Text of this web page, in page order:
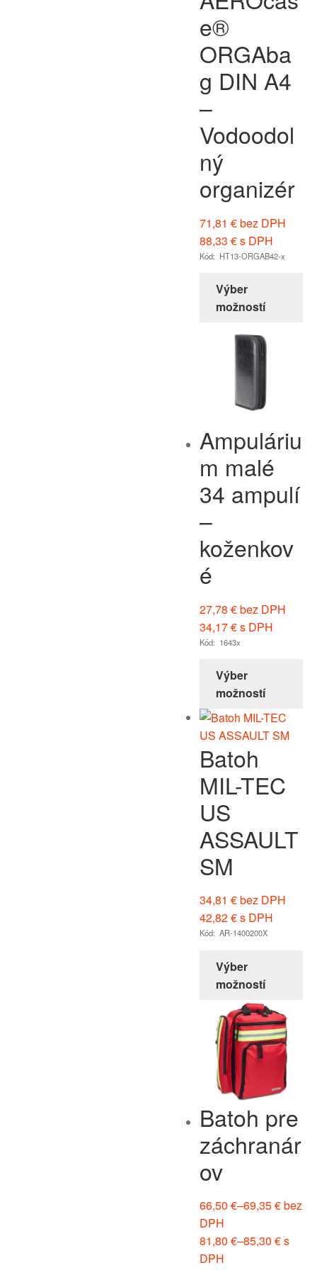
e®
ORGAba
g DIN A4
–
Vodoodol
ný
organizér
71,81 €bez DPH
88,33 €s DPH
Kód: HT13-ORGAB42-x
Výber
možností
Ampuláriu
m malé
34 ampulí
–
koženkov
é
27,78 €bez DPH
34,17€s DPH
Kód: 1643x
Výber
možností
Batoh
MIL-TEC
US
ASSAULT
SM
34,81 €bez DPH
42,82€s DPH
Kód: AR-1400200X
Výber
možností
Batoh pre
záchranár
ov
66,50 €–69,35€bez
DPH
81,80 €–85,30 €s
DPH